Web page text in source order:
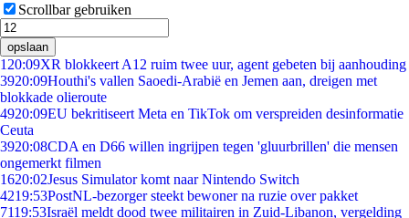
Scrollbar gebruiken
opslaan
1 20:09XR blokkeert A12 ruim twee uur, agent gebeten bij aanhouding
3920:09Houthi's vallen Saoedi-Arabië en Jemen aan, dreigen met
blokkade olieroute
4920:09EU bekritiseert Meta en TikTok om verspreiden desinformatie
Ceuta
3920:08CDA en D66 willen ingrijpen tegen 'gluurbrillen' die mensen
ongemerkt filmen
1620:02Jesus Simulator komt naar Nintendo Switch
4219:53PostNL-bezorger steekt bewoner na ruzie over pakket
7119:53Israël meldt dood twee militairen in Zuid-Libanon, vergelding